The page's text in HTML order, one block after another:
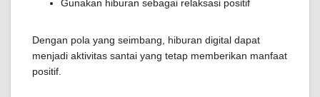
Gunakan hiburan sebagai relaksasi positif
Dengan pola yang seimbang, hiburan digital dapat
menjadi aktivitas santai yang tetap memberikan manfaat
positif.